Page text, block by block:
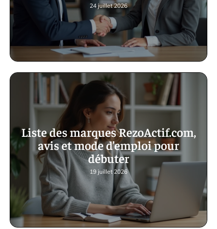
24 juillet 2026
Liste des marques RezoActif.com,
avis et mode d’emploi pour
débuter
19 juillet 2026